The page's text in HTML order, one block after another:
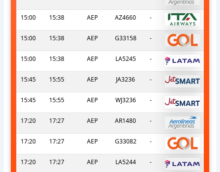
15:00 15:38 AEP AZ4660 -
15:00 15:38 AEP G33158 -
15:00 15:38 AEP LA5245 -
15:45 15:55 AEP JA3236 -
15:45 15:55 AEP WJ3236 -
17:20 17:27 AEP AR1480 -
17:20 17:27 AEP G33082 -
17:20 17:27 AEP LA5244 -